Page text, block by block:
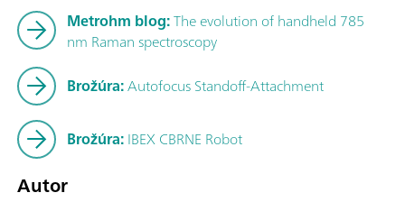
Metrohm blog:The evolution of handheld 785
nm Raman spectroscopy
Brožúra:Autofocus Standoff-Attachment
Brožúra:IBEX CBRNE Robot
Autor